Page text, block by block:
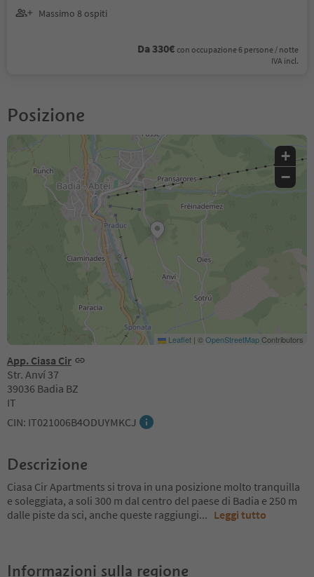
Massimo 8 ospiti
Da 330€ con occupazione 6 persone / notte
IVA incl.
Posizione
App. Ciasa Cir
Str. Anví 37
39036 Badia BZ
IT
CIN: IT021006B4ODUYMKCJ
+
−
Leaflet | ©OpenStreetMapContributors
Descrizione
Ciasa Cir Apartments si trova in una posizione molto tranquilla
e soleggiata, a soli 300 m dal centro del paese di Badia e 250 m
dalle piste da sci, anche queste raggiungi... Leggi tutto
Informazioni sulla regione